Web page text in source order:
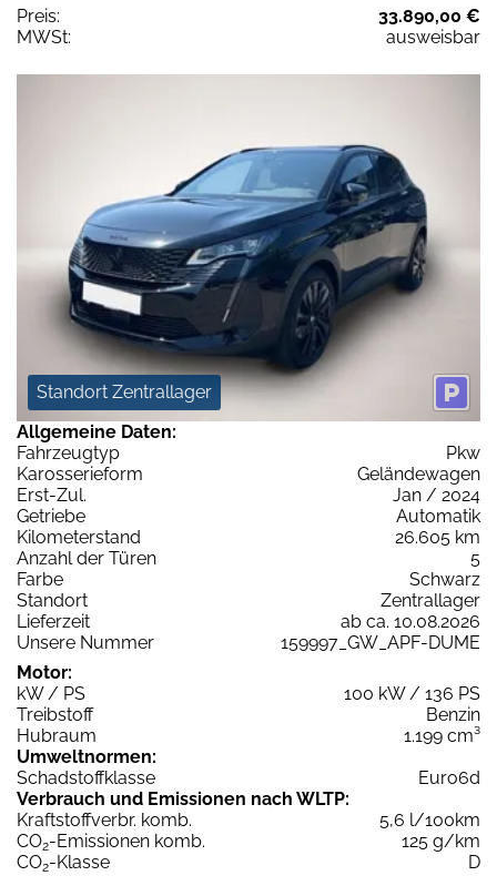
Preis:
33.890,00 €
MWSt:
ausweisbar
Standort Zentrallager
Allgemeine Daten:
Fahrzeugtyp
Pkw
Karosserieform
Geländewagen
Erst-Zul.
Jan / 2024
Getriebe
Automatik
Kilometerstand
26.605 km
Anzahl der Türen
5
Farbe
Schwarz
Standort
Zentrallager
Lieferzeit
ab ca. 10.08.2026
Unsere Nummer
159997_GW_APF-DUME
Motor:
kW / PS
100 kW / 136 PS
Treibstoff
Benzin
Hubraum
1.199 cm³
Umweltnormen:
Schadstoffklasse
Euro6d
Verbrauch und Emissionen nach WLTP:
Kraftstoffverbr. komb.
5,6 l/100km
CO2-Emissionen komb.
125 g/km
CO2-Klasse
D